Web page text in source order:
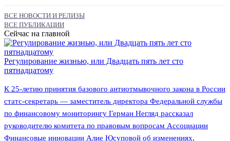
ВСЕ НОВОСТИ И РЕЛИЗЫ
ВСЕ ПУБЛИКАЦИИ
Сейчас на главной
Регулирование жизнью, или Двадцать пять лет сто
пятнадцатому
К 25-летию принятия базового антиотмывочного закона в России
статс-секретарь — заместитель директора Федеральной службы
по финансовому мониторингу Герман Негляд рассказал
руководителю комитета по правовым вопросам Ассоциации
Финансовые инновации Алие Юсуповой об изменениях,